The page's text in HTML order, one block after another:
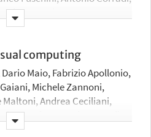
Rovatti
computing
Maio, Fabrizio Apollonio,
Michele Zannoni,
Andrea Ceciliani,
Formia, Antonio Corradi,
Marfia